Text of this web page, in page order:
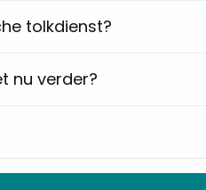
tolkdienst?
nu verder?